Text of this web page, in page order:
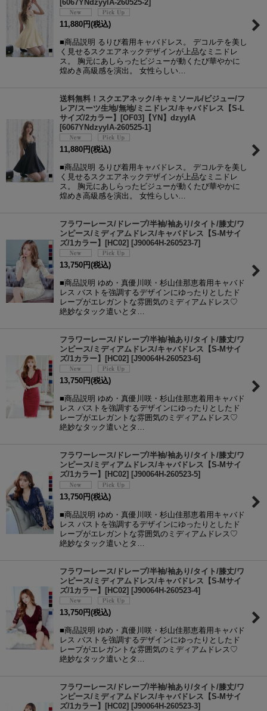
[6067YNdzyyIA-260525-2]
11,880 円(税込)
■商品説明 るりぴ着用キャバドレス。 デコルテを美し
く見せるスクエアネックデザインが上品なミニドレ
ス。 胸元にあしらったビジューが動くたび華やかに
煌めき高級感を演出。 女性らしい…
送料無料！スクエアネック/キャミソール/ビジュー/フ
レア/スーツ生地/無地/ミニドレス/キャバドレス【S-L
サイズ/2カラー】[OF03]【YN】dzyyIA
[6067YNdzyyIA-260525-1]
11,880 円(税込)
■商品説明 るりぴ着用キャバドレス。 デコルテを美し
く見せるスクエアネックデザインが上品なミニドレ
ス。 胸元にあしらったビジューが動くたび華やかに
煌めき高級感を演出。 女性らしい…
フラワーレース/ドレープ/半袖/袖あり/タイト/膝丈/ワ
ンピース/ミディアムドレス/キャバドレス【S-Mサイ
ズ/1カラー】[HC02] [J90064H-260523-7]
13,750 円(税込)
■商品説明 ゆめ・真優川咲・杉山佳那恵着用キャバド
レス バストを強調するデザインにゆったりとしたド
レープがエレガントな雰囲気のミディアムドレス♡
絶妙なタック遣いとタ…
フラワーレース/ドレープ/半袖/袖あり/タイト/膝丈/ワ
ンピース/ミディアムドレス/キャバドレス【S-Mサイ
ズ/1カラー】[HC02] [J90064H-260523-6]
13,750 円(税込)
■商品説明 ゆめ・真優川咲・杉山佳那恵着用キャバド
レス バストを強調するデザインにゆったりとしたド
レープがエレガントな雰囲気のミディアムドレス♡
絶妙なタック遣いとタ…
フラワーレース/ドレープ/半袖/袖あり/タイト/膝丈/ワ
ンピース/ミディアムドレス/キャバドレス【S-Mサイ
ズ/1カラー】[HC02] [J90064H-260523-5]
13,750円(税込)
■商品説明 ゆめ・真優川咲・杉山佳那恵着用キャバド
レス バストを強調するデザインにゆったりとしたド
レープがエレガントな雰囲気のミディアムドレス♡
絶妙なタック遣いとタ…
フラワーレース/ドレープ/半袖/袖あり/タイト/膝丈/ワ
ンピース/ミディアムドレス/キャバドレス【S-Mサイ
ズ/1カラー】[HC02] [J90064H-260523-4]
13,750円(税込)
■商品説明 ゆめ・真優川咲・杉山佳那恵着用キャバド
レス バストを強調するデザインにゆったりとしたド
レープがエレガントな雰囲気のミディアムドレス♡
絶妙なタック遣いとタ…
フラワーレース/ドレープ/半袖/袖あり/タイト/膝丈/ワ
ンピース/ミディアムドレス/キャバドレス【S-Mサイ
ズ/1カラー】[HC02] [J90064H-260523-3]